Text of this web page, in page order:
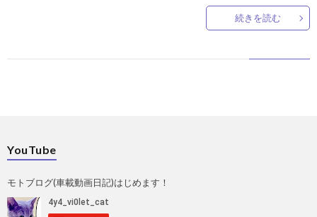
続きを読む
YouTube
モトブログ(車載動画日記)はじめます！